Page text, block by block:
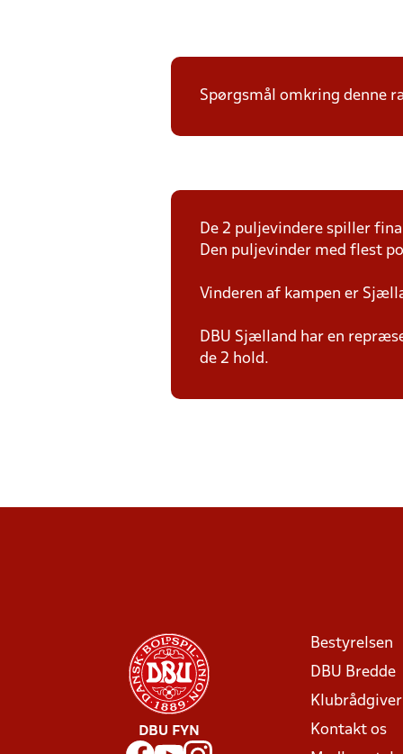
Spørgsmål omkring denne
De 2 puljevindere spiller
Den puljevinder med flest
Vinderen af kampen er
DBU Sjælland har en
de 2 hold.
DBU FYN
Bestyrelsen
DBU Bredde
Kontakt os